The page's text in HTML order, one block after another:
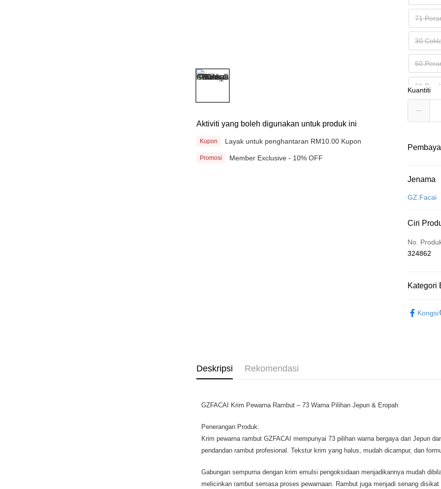
Aktiviti yang boleh digunakan untuk produk ini
Kupon Layak untuk penghantaran RM10.00 Kupon
Promosi Member Exclusive - 10% OFF
71
30
60
01
Kuantiti
Kaedah
Kad Kredit
Deskripsi
Leong
Touch 'n
Pilihan
Jenama
GZ.Facai
Ciri
No.
324862
Kategori
Kongsi
Deskripsi Rekomendasi
GZFACAI Krim Pewarna Rambut – 73 Warna Pilihan Jepun & Eropah
Penerangan Produk:
Krim pewarna rambut GZFACAI mempunyai 73 pilihan warna bergaya dari Jepun
pendandan rambut profesional. Tekstur krim yang halus, mudah dicampur, dan
Gabungan sempurna dengan krim emulsi pengoksidaan menjadikannya mudah
melicinkan rambut semasa proses pewarnaan. Rambut juga menjadi senang disikat